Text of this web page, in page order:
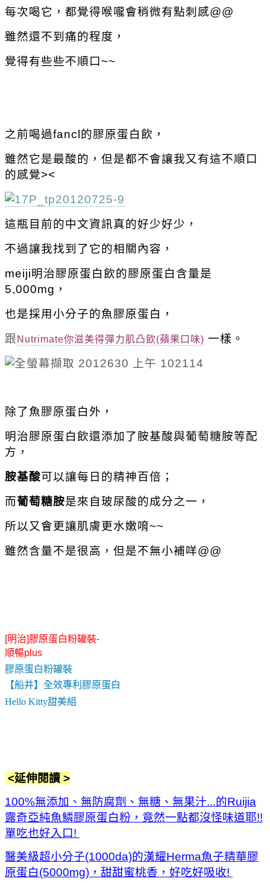
每次喝它，都覺得喉嚨會稍微有點刺感@@
雖然還不到痛的程度，
覺得有些些不順口~~
之前喝過fancl的膠原蛋白飲，
雖然它是最酸的，但是都不會讓我又有這不順口
的感覺><
這瓶目前的中文資訊真的好少好少，
不過讓我找到了它的相關內容，
meiji明治膠原蛋白飲的膠原蛋白含量是
5,000mg，
也是採用小分子的魚膠原蛋白，
跟 Nutrimate你滋美得彈力肌凸飲(蘋果口味) 一樣。
除了魚膠原蛋白外，
明治膠原蛋白飲還添加了胺基酸與葡萄糖胺等配
方，
胺基酸可以讓每日的精神百倍；
而葡萄糖胺是來自玻尿酸的成分之一，
所以又會更讓肌膚更水嫩唷~~
雖然含量不是很高，但是不無小補咩@@
[明治]膠原蛋白粉罐裝-
順暢plus
膠原蛋白粉罐裝
【船井】全效專利膠原蛋白
Hello Kitty甜美組
<延伸閱讀 >
100%無添加、無防腐劑、無糖、無果汁...的Ruijia
露奇亞純魚鱗膠原蛋白粉，竟然一點都沒怪味道耶!!
單吃也好入口!
醫美級超小分子(1000da)的漢耀Herma魚子精華膠
原蛋白(5000mg)，甜甜蜜桃香，好吃好吸收!